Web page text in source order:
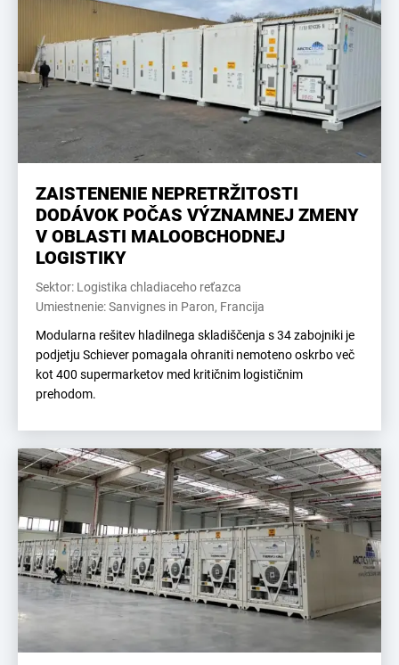
ZAISTENENIE NEPRETRŽITOSTI
DODÁVOK POČAS VÝZNAMNEJ ZMENY
V OBLASTI MALOOBCHODNEJ
LOGISTIKY
Sektor: Logistika chladiaceho reťazca
Umiestnenie: Sanvignes in Paron, Francija
Modularna rešitev hladilnega skladiščenja s 34 zabojniki je
podjetju Schiever pomagala ohraniti nemoteno oskrbo več
kot 400 supermarketov med kritičnim logističnim
prehodom.